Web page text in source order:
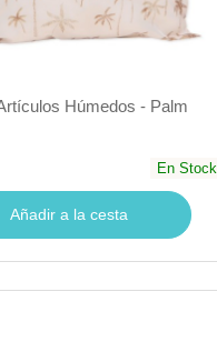
Húmedos - Palm
En Stock
Añadir a la cesta